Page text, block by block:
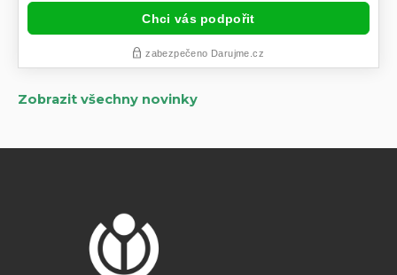
Zobrazit všechny novinky